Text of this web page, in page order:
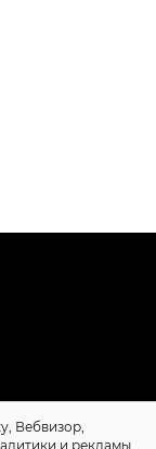
Вебвизор,
и рекламы.